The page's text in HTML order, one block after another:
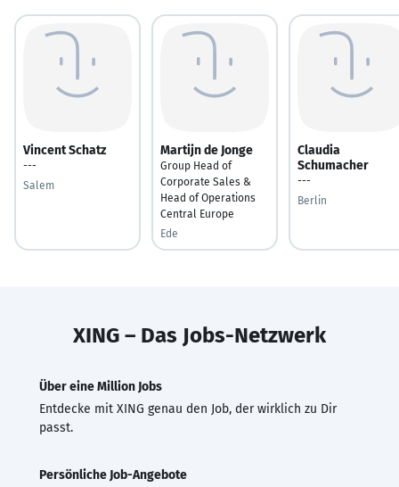
Vincent Schatz
---
Salem
Martijn de Jonge
Group Head of
Corporate Sales &
Head of Operations
Central Europe
Ede
Claudia
Schumacher
---
Berlin
XING – Das Jobs-Netzwerk
Über eine Million Jobs
Entdecke mit XING genau den Job, der wirklich zu Dir
passt.
Persönliche Job-Angebote